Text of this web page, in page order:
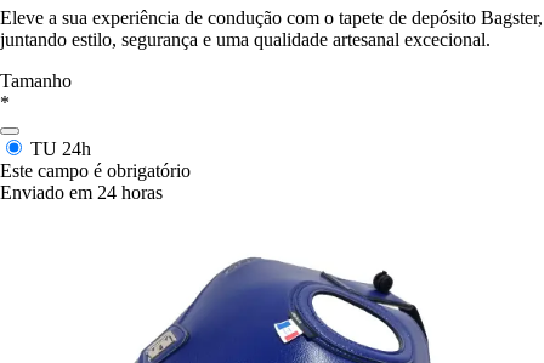
Eleve a sua experiência de condução com o tapete de depósito Bagster,
juntando estilo, segurança e uma qualidade artesanal excecional.
Tamanho
*
TU 24h
Este campo é obrigatório
Enviado em 24 horas